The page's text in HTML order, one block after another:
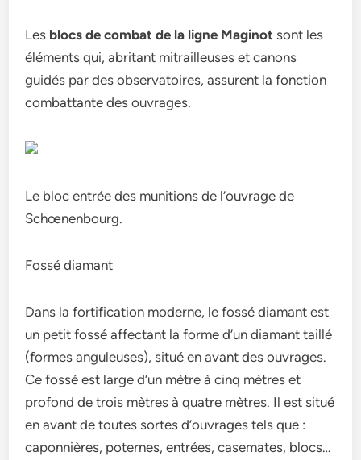
Les blocs de combat de la ligne Maginot sont les
éléments qui, abritant mitrailleuses et canons
guidés par des observatoires, assurent la fonction
combattante des ouvrages.
Le bloc entrée des munitions de l’ouvrage de
Schœnenbourg.
Fossé diamant
Dans la fortification moderne, le fossé diamant est
un petit fossé affectant la forme d’un diamant taillé
(formes anguleuses), situé en avant des ouvrages.
Ce fossé est large d’un mètre à cinq mètres et
profond de trois mètres à quatre mètres. Il est situé
en avant de toutes sortes d’ouvrages tels que :
caponnières, poternes, entrées, casemates, blocs…